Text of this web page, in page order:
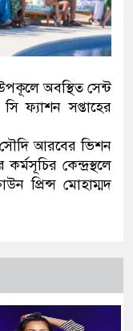
অবস্থিত সেন্ট
ফ্যাশন সপ্তাহের
সৌদি আরবের ভিশন
কেন্দ্রস্থলে
প্রিন্স মোহাম্মদ